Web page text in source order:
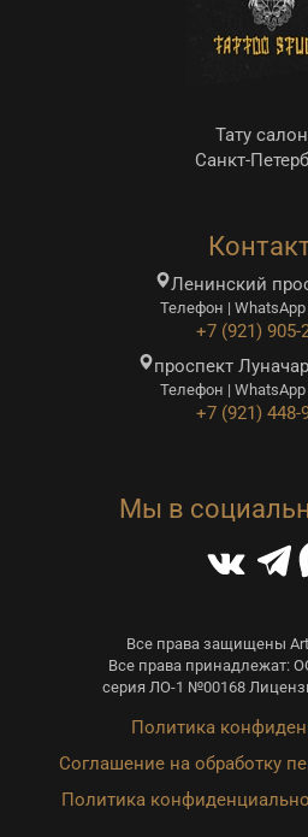
Тату
Санкт-
Ленинский
Телефон | WhatsApp
+7 (921) 905-
проспект
Телефон | WhatsApp
+7 (921) 448-
Мы в
Все права защищены
Все права принадлежат:
серия ЛО-1 №00168
Политика
Соглашение на обработку
Политика